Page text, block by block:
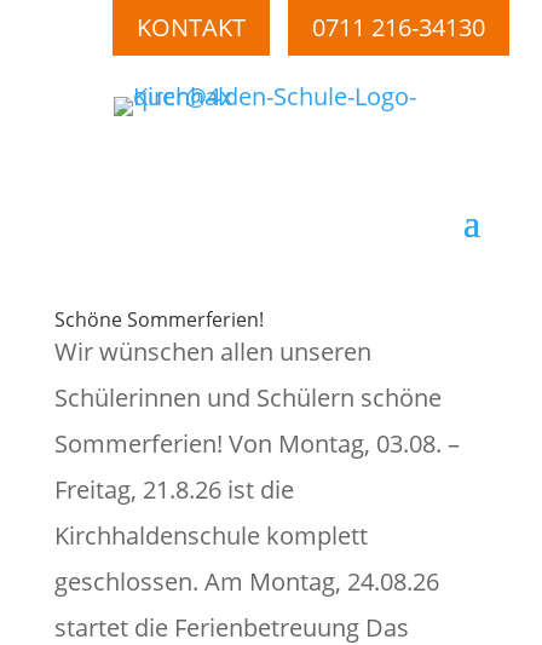
KONTAKT 0711 216-34130
Schöne Sommerferien!
Wir wünschen allen unseren
Schülerinnen und Schülern schöne
Sommerferien! Von Montag, 03.08. –
Freitag, 21.8.26 ist die
Kirchhaldenschule komplett
geschlossen. Am Montag, 24.08.26
startet die Ferienbetreuung Das